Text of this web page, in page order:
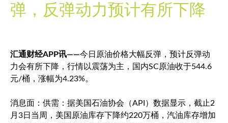
弹，反弹动力预计有所下降
汇通财经APP讯——今日原油价格大幅反弹，预计反弹动
力会有所下降，行情以震荡为主，国内SC原油收于544.6
元/桶，涨幅为4.23%。
消息面：供需：据美国石油协会（API）数据显示，截止2
月3日当周，美国原油库存下降约220万桶，汽油库存增加